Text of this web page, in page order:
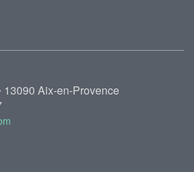
Aix-en-Provence